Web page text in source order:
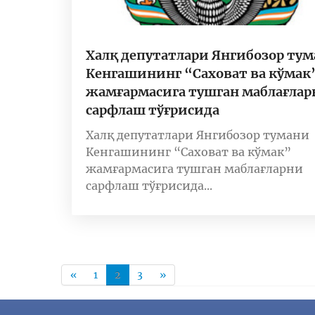
Халқ депутатлари Янгибозор
Кенгашининг “Саховат ва
жамғармасига тушган
сарфлаш тўғрисида
Халқ депутатлари Янгибозор тумани
Кенгашининг “Саховат ва кўмак”
жамғармасига тушган маблағларни
сарфлаш тўғрисида...
« 1 2 3 »